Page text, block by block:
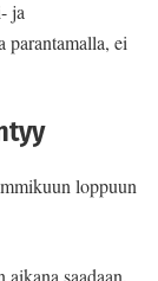
ja
parantamalla, ei
loppuun
saadaan,